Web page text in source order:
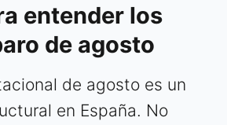
entender los
de agosto
de agosto es un
en España. No